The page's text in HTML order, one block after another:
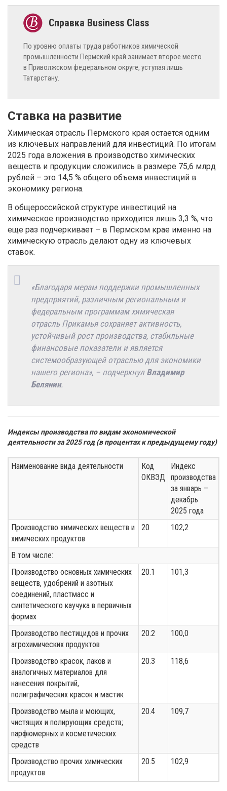
По уровню оплаты труда работников химической
промышленности Пермский край занимает второе место
в Приволжском федеральном округе, уступая лишь
Татарстану.
Ставка на развитие
Химическая отрасль Пермского края остается одним
из ключевых направлений для инвестиций. По итогам
2025 года вложения в производство химических
веществ и продукции сложились в размере 75,6 млрд
рублей – это 14,5 % общего объема инвестиций в
экономику региона.
В общероссийской структуре инвестиций на
химическое производство приходится лишь 3,3 %, что
еще раз подчеркивает – в Пермском крае именно на
химическую отрасль делают одну из ключевых
ставок.
«Благодаря мерам поддержки промышленных
предприятий, различным региональным и
федеральным программам химическая
отрасль Прикамья сохраняет активность,
устойчивый рост производства, стабильные
финансовые показатели и является
системообразующей отраслью для экономики
нашего региона», – подчеркнул Владимир
Белянин.
Индексы производства по видам экономической
деятельности за 2025 год (в процентах к предыдущему году)
Наименование вида деятельности
Код
ОКВЭД
Индекс
производства
за январь –
декабрь
2025 года
Производство химических веществ и
химических продуктов
20 102,2
В том числе:
Производство основных химических
веществ, удобрений и азотных
соединений, пластмасс и
синтетического каучука в первичных
формах
20.1 101,3
Производство пестицидов и прочих
агрохимических продуктов
20.2 100,0
Производство красок, лаков и
аналогичных материалов для
нанесения покрытий,
полиграфических красок и мастик
20.3 118,6
Производство мыла и моющих,
чистящих и полирующих средств;
парфюмерных и косметических
средств
20.4 109,7
Производство прочих химических
продуктов
20.5 102,9